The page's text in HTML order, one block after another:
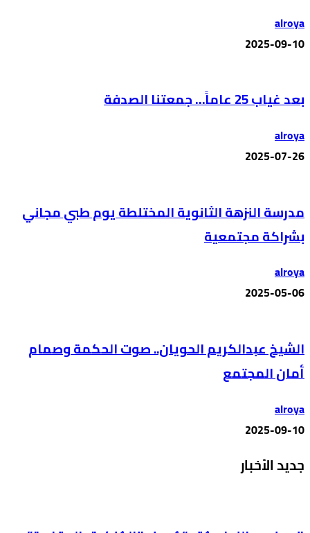
alroya
2025-09-10
بعد غياب 25 عاماً… جمعتنا الصدفة
alroya
2025-07-26
مدرسة النزهة الثانوية المختلطة يوم طبي مجاني
بشراكة مجتمعية
alroya
2025-05-06
الشيخ عبدالكريم الحويان.. صوت الحكمة وصمام
أمان المجتمع
alroya
2025-09-10
جديد الأخبار